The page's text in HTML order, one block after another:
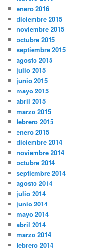
enero 2016
diciembre 2015
noviembre 2015
octubre 2015
septiembre 2015
agosto 2015
julio 2015
junio 2015
mayo 2015
abril 2015
marzo 2015
febrero 2015
enero 2015
diciembre 2014
noviembre 2014
octubre 2014
septiembre 2014
agosto 2014
julio 2014
junio 2014
mayo 2014
abril 2014
marzo 2014
febrero 2014